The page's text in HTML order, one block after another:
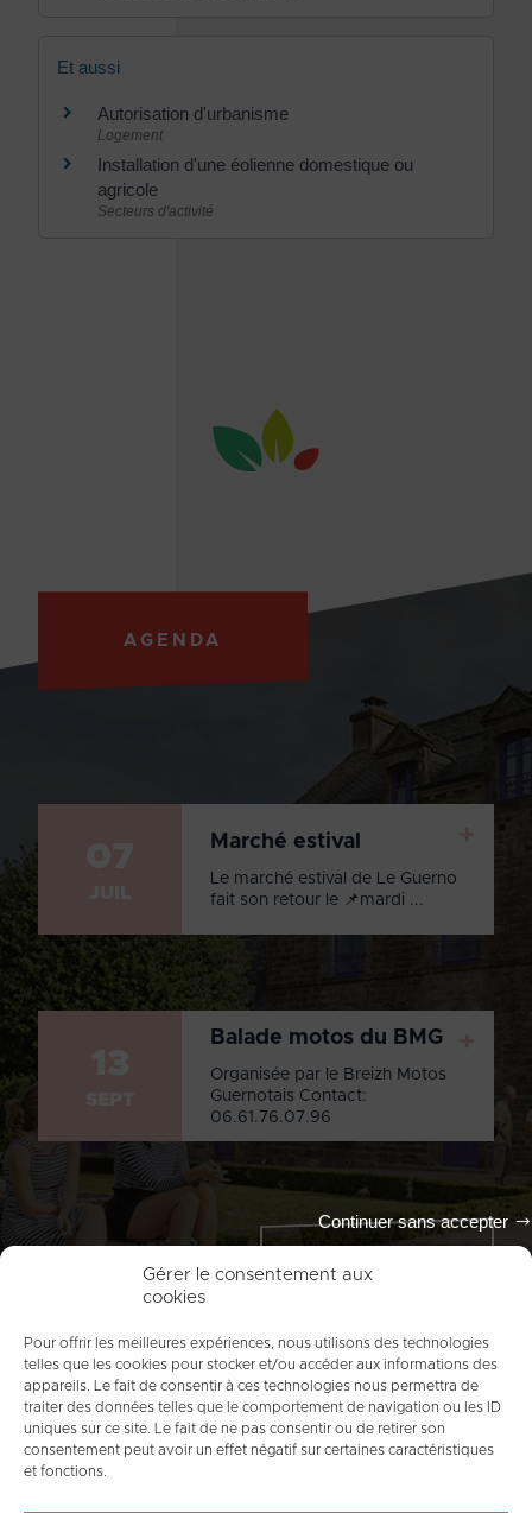
Gérer le consentement aux
cookies
Pour offrir les meilleures expériences, nous utilisons des technologies
telles que les cookies pour stocker et/ou accéder aux informations des
appareils. Le fait de consentir à ces technologies nous permettra de
traiter des données telles que le comportement de navigation ou les ID
uniques sur ce site. Le fait de ne pas consentir ou de retirer son
consentement peut avoir un effet négatif sur certaines caractéristiques
et fonctions.
Continuer sans accepter
Et aussi
Autorisation d'urbanisme
Logement
Installation d'une éolienne domestique ou
agricole
Secteurs d'activité
AGENDA
Marché estival
Le marché estival de Le Guerno
fait son retour le 📌mardi ...
Balade motos du BMG
Organisée par le Breizh Motos
Guernotais Contact:
06.61.76.07.96